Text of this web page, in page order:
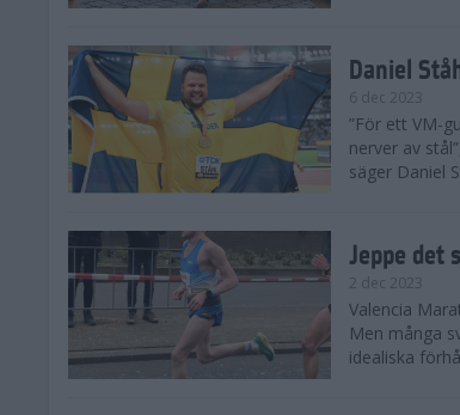
Daniel
6 dec 2023
”För ett VM-
nerver av
säger Daniel
Jeppe det
2 dec 2023
Valencia
Men många
idealiska